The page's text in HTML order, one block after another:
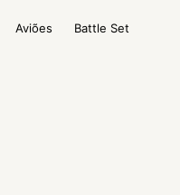
Aviões Battle Set